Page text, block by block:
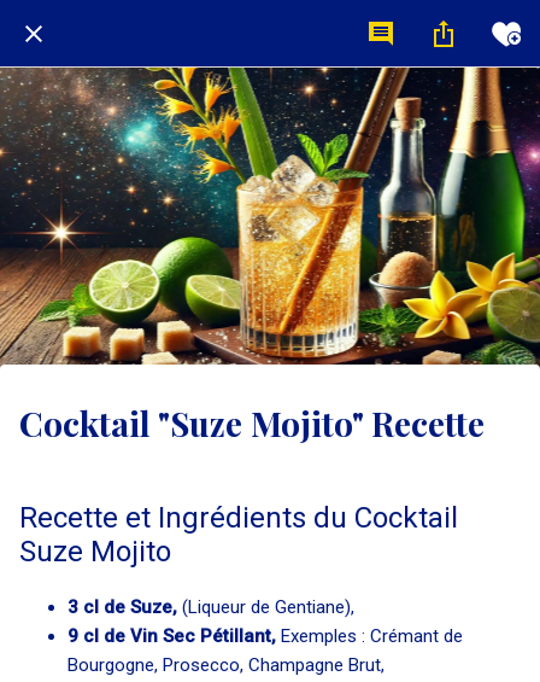
Cocktail "Suze Mojito" Recette
Recette et Ingrédients du Cocktail
Suze Mojito
3 cl de Suze, (Liqueur de Gentiane),
9 cl de Vin Sec Pétillant, Exemples : Crémant de
Bourgogne, Prosecco, Champagne Brut,